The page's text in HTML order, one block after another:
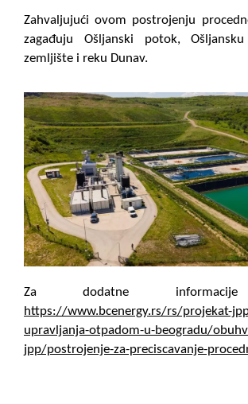
Zahvaljujući ovom postrojenju
zagađuju Ošljanski potok,
zemljište i reku Dunav.
Za dodatne informacije
https://www.bcenergy.rs/rs/projekat-
upravljanja-otpadom-u-beogradu/
jpp/postrojenje-za-preciscavanje-